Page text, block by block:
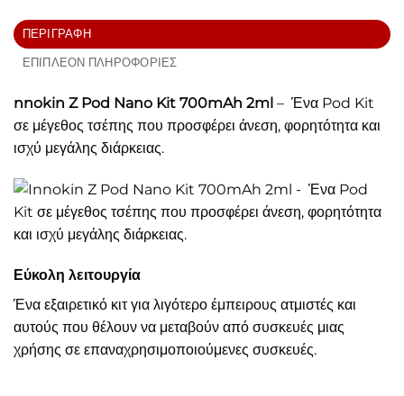
ΠΕΡΙΓΡΑΦΉ
ΕΠΙΠΛΈΟΝ ΠΛΗΡΟΦΟΡΊΕΣ
nnokin Z Pod Nano Kit 700mAh 2ml – Ένα Pod Kit
σε μέγεθος τσέπης που προσφέρει άνεση, φορητότητα και
ισχύ μεγάλης διάρκειας.
Εύκολη λειτουργία
Ένα εξαιρετικό κιτ για λιγότερο έμπειρους ατμιστές και
αυτούς που θέλουν να μεταβούν από συσκευές μιας
χρήσης σε επαναχρησιμοποιούμενες συσκευές.